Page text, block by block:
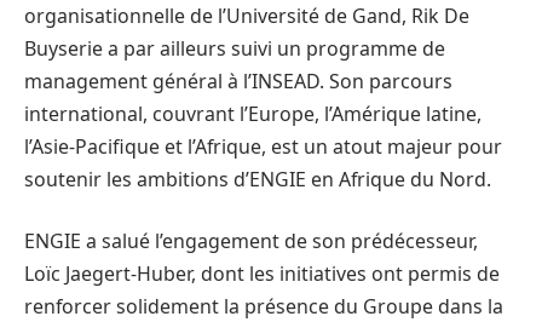
organisationnelle de l’Université de Gand, Rik De
Buyserie a par ailleurs suivi un programme de
management général à l’INSEAD. Son parcours
international, couvrant l’Europe, l’Amérique latine,
l’Asie-Pacifique et l’Afrique, est un atout majeur pour
soutenir les ambitions d’ENGIE en Afrique du Nord.
ENGIE a salué l’engagement de son prédécesseur,
Loïc Jaegert-Huber, dont les initiatives ont permis de
renforcer solidement la présence du Groupe dans la